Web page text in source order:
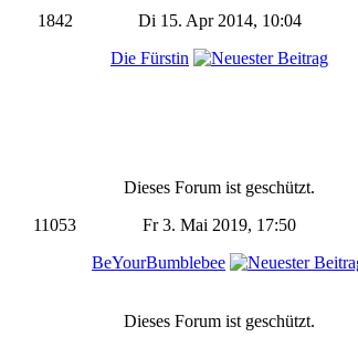
1842
Di 15. Apr 2014, 10:04
Die Fürstin
11053
Dieses Forum ist geschützt.
Fr 3. Mai 2019, 17:50
BeYourBumblebee
Dieses Forum ist geschützt.